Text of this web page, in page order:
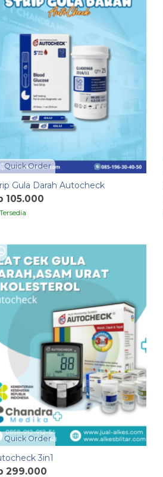
Quick Order
Gula Darah Autocheck
105.000
Tersedia
Quick Order
3in1
299.000